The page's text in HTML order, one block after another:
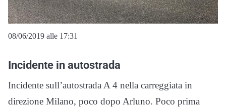
08/06/2019 alle 17:31
Incidente in autostrada
Incidente sull’autostrada A 4 nella carreggiata in
direzione Milano, poco dopo Arluno. Poco prima